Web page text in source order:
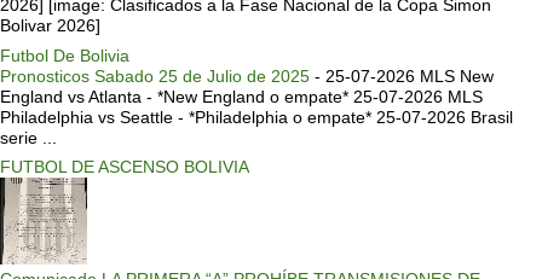
2026] [image: Clasificados a la Fase Nacional de la Copa Simon
Bolivar 2026]
Futbol De Bolivia
Pronosticos Sabado 25 de Julio de 2025 - 25-07-2026 MLS New
England vs Atlanta - *New England o empate* 25-07-2026 MLS
Philadelphia vs Seattle - *Philadelphia o empate* 25-07-2026 Brasil
serie ...
FUTBOL DE ASCENSO BOLIVIA